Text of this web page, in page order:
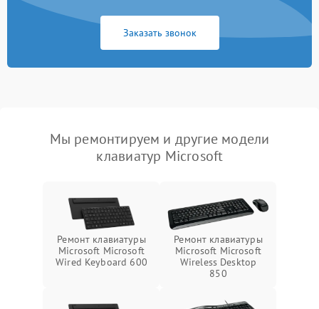
Заказать звонок
Мы ремонтируем и другие модели
клавиатур Microsoft
Ремонт клавиатуры
Microsoft Microsoft
Wired Keyboard 600
Ремонт клавиатуры
Microsoft Microsoft
Wireless Desktop
850